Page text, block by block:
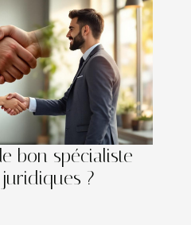
bon spécialiste
?